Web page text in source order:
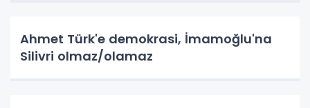
Ahmet Türk'e demokrasi, İmamoğlu'na
Silivri olmaz/olamaz